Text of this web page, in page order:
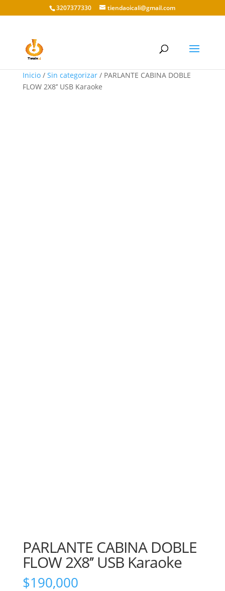
3207377330 tiendaoicali@gmail.com
Inicio/ Sin categorizar/ PARLANTE CABINA DOBLE
FLOW 2X8’’ USB Karaoke
PARLANTE CABINA DOBLE
FLOW 2X8’’ USB Karaoke
$190,000